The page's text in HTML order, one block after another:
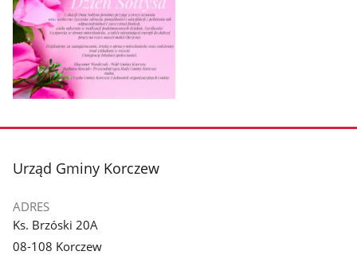
zdjęcie
galerii.
stopka
Urząd Gminy Korczew
ADRES
Ks. Brzóski 20A
08-108 Korczew